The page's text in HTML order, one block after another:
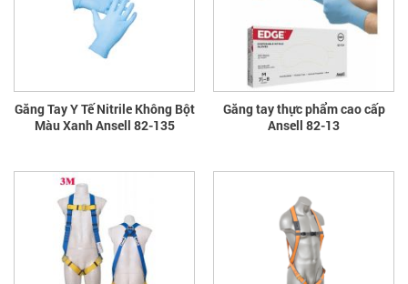
Găng Tay Y Tế Nitrile Không Bột
Màu Xanh Ansell 82-135
Găng tay thực phẩm cao cấp
Ansell 82-13